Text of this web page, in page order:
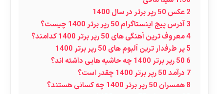
2عکس 50 رپر برتر در سال 1400
3آدرس پیج اینستاگرام 50 رپر برتر 1400 چیست؟
4معروف ترین آهنگی های 50 رپر برتر 1400 کدامند؟
5پر طرفدار ترین آلبوم های 50 رپر برتر 1400
6 50 رپر برتر 1400 چه حاشیه هایی داشته اند؟
7 درآمد 50 رپر برتر 1400 چقدر است؟
8همسران 50 رپر برتر 1400 چه کسانی هستند؟